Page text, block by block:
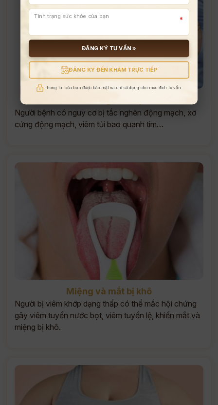
Người bệnh có nguy cơ bị tắc nghẽn động mạch, xơ
cứng động mạch, viêm túi bao quanh tim…
Miệng và mắt bị khô
Người bị viêm khớp dạng thấp có thể mắc hội chứng
gây viêm tuyến nước bọt, viêm tuyến lệ, khiến mắt và
miệng bị khô.
*
ĐĂNG KÝ TƯ VẤN »
ĐĂNG KÝ ĐẾN KHÁM TRỰC TIẾP
Thông tin của bạn được bảo mật và chỉ sử dụng cho mục đích tư vấn.